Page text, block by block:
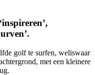
golf te surfen, weliswaar
met een kleinere